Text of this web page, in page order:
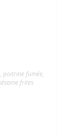
poitrine fumée,
frites